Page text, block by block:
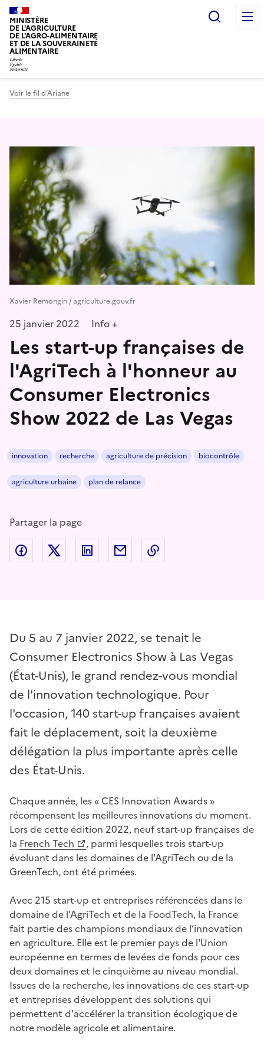
MINISTÈRE
DE L'AGRICULTURE
DE L'AGRO-ALIMENTAIRE
ET DE LA SOUVERAINETÉ
ALIMENTAIRE
Voir le fil d’Ariane
Xavier Remongin / agriculture.gouv.fr
25 janvier 2022 Info +
Les start-up françaises de
l'AgriTech à l'honneur au
Consumer Electronics
Show 2022 de Las Vegas
innovation recherche agriculture de précision biocontrôle
agriculture urbaine plan de relance
Partager la page
Partager sur Facebook
Partager sur Twitter
Partager sur LinkedIn
Partager par email
Du 5 au 7 janvier 2022, se tenait le
Consumer Electronics Show à Las Vegas
(État-Unis), le grand rendez-vous mondial
de l'innovation technologique. Pour
l'occasion, 140 start-up françaises avaient
fait le déplacement, soit la deuxième
délégation la plus importante après celle
des État-Unis.
Chaque année, les « CES Innovation Awards »
récompensent les meilleures innovations du moment.
Lors de cette édition 2022, neuf start-up françaises de
la French Tech
, parmi lesquelles trois start-up
évoluant dans les domaines de l'AgriTech ou de la
GreenTech, ont été primées.
Avec 215 start-up et entreprises référencées dans le
domaine de l'AgriTech et de la FoodTech, la France
fait partie des champions mondiaux de l’innovation
en agriculture. Elle est le premier pays de l'Union
européenne en termes de levées de fonds pour ces
deux domaines et le cinquième au niveau mondial.
Issues de la recherche, les innovations de ces start-up
et entreprises développent des solutions qui
permettent d'accélérer la transition écologique de
notre modèle agricole et alimentaire.